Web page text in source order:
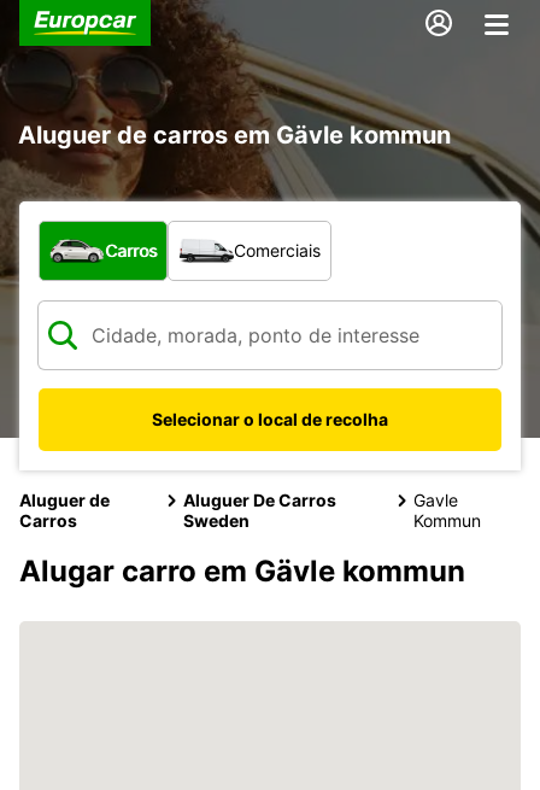
Aluguer de carros em Gävle kommun
Que tipo de veículo pretende?
Carros Comerciais
Selecionar o local de recolha
Aluguer de
Carros
Aluguer De Carros
Sweden
Gavle
Kommun
Alugar carro em Gävle kommun